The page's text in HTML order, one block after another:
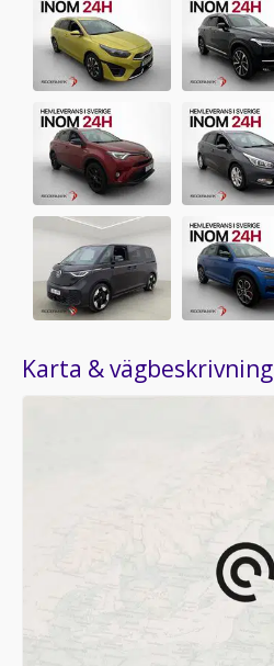
Karta & vägbeskrivning